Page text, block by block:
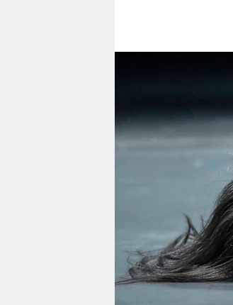
wahrheit
fragen & hilfe
unterstützen